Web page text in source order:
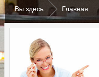
Вы здесь: Главная